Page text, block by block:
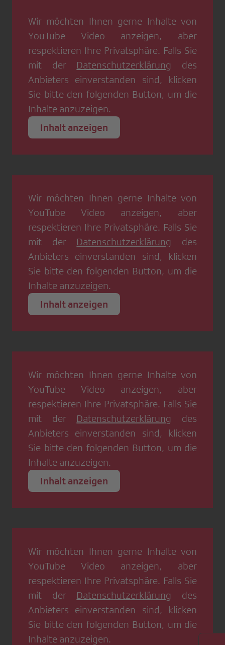
Wir möchten Ihnen gerne Inhalte von
YouTube Video anzeigen, aber
respektieren Ihre Privatsphäre. Falls Sie
mit der Datenschutzerklärung
des
Anbieters einverstanden sind, klicken
Sie bitte den folgenden Button, um die
Inhalte anzuzeigen.
Inhalt anzeigen
Wir möchten Ihnen gerne Inhalte von
YouTube Video anzeigen, aber
respektieren Ihre Privatsphäre. Falls Sie
mit der Datenschutzerklärung
des
Anbieters einverstanden sind, klicken
Sie bitte den folgenden Button, um die
Inhalte anzuzeigen.
Inhalt anzeigen
Wir möchten Ihnen gerne Inhalte von
YouTube Video anzeigen, aber
respektieren Ihre Privatsphäre. Falls Sie
mit der Datenschutzerklärung
des
Anbieters einverstanden sind, klicken
Sie bitte den folgenden Button, um die
Inhalte anzuzeigen.
Inhalt anzeigen
Wir möchten Ihnen gerne Inhalte von
YouTube Video anzeigen, aber
respektieren Ihre Privatsphäre. Falls Sie
mit der Datenschutzerklärung
des
Anbieters einverstanden sind, klicken
Sie bitte den folgenden Button, um die
Inhalte anzuzeigen.